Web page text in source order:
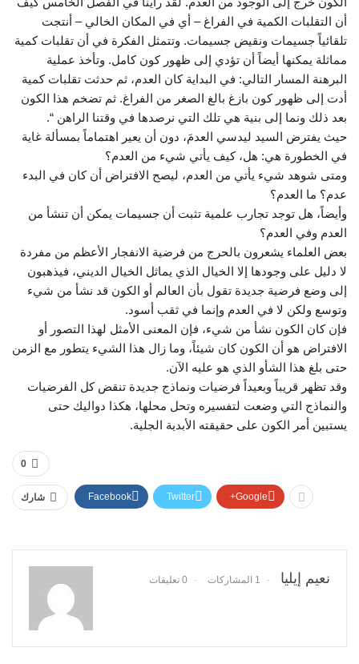
أن التقلبات الكمية في الفراغ – أي في المكان الخالي – أنتجت
تلقائياً جسيمات ونقيض جسيمات. وتتمثل الفكرة في أن تقلبات كمية
مماثلة يمكنها أيضاً أن تؤدي إلى ظهور كون كامل. وتأخذ عملية
البرهنة المسار التالي: في البداية كان العدم، ثم حدثت تقلبات كمية
أدت إلى ظهور كون بازغ بالغ الصغر من الفراغ. ثم تضخم هذا الكون
بعد ذلك ونما إلى بنية هي تلك التي نرصدها في وقتنا الراهن “.
حيث يفترض السيد ليدسي العدمَ، دون أن يعير اهتماماً بمسألة غاية
في الخطورة هي: هل، كيف يأتي شيء من العدم؟
ومتى شوهد شيء يأتي من العدم، ليصح الافتراض أن كان في البدء
عدم؟ ما العدم؟
وأيضاً، هل توجد تجارب علمية تثبت أن جسيمات يمكن أن تنشأ من
العدم وفي العدم؟
بعض العلماء يشعرون بالحرج من فرضية الانفجار الأعظم من مفردة
لا دليل على وجودها إلا الخيال الذي يماثل الخيال الديني، فيذهبون
إلى وضع فرضية جديدة تقول بأن العالم أو الكون قد نشأ من شيء
وتوسع ولكن لا في العدم وإنما في ثقب أسود.
فإن كان الكون نشأ من شيء، فإن المعنى الأمثل لهذا التصور أو
الافتراض هو أن الكون كان شيئاً، وما زال هذا الشيء يتطور مع الزمن
حتى بلغ هذا الشأو الذي هو عليه الآن.
وقد تظهر قريباً وبعيداً فرضيات ونماذج جديدة تنقض كل الفرضيات
والنماذج التي وضعت لتفسيره وتحل محلها، هكذا دواليك حتى
يستبين أمر الكون على حقيقته الأبدية الجلية.
0
شارك Facebook Twitter Google+
نعيم إيليا 1 المشاركات 0 تعليقات